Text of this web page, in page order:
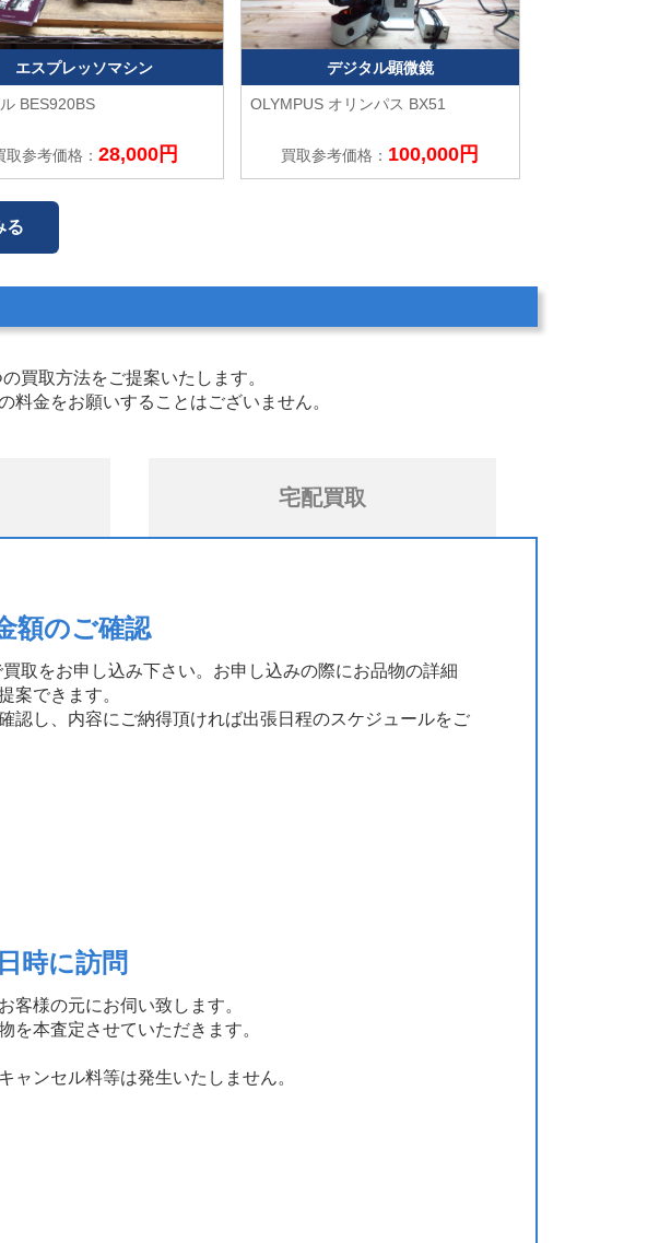
エスプレッソマシン
BES920BS
取参考価格： 28,000円
デジタル顕微鏡
OLYMPUS オリンパス BX51
買取参考価格： 100,000円
る
買取方法をご提案いたします。
料金をお願いすることはございません。
宅配買取
額のご確認
買取をお申し込み下さい。お申し込みの際にお品物の詳細
案できます。
認し、内容にご納得頂ければ出張日程のスケジュールをご
時に訪問
客様の元にお伺い致します。
を本査定させていただきます。
ャンセル料等は発生いたしません。